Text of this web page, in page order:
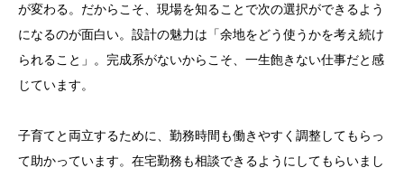
が変わる。だからこそ、現場を知ることで次の選択ができるよう
になるのが面白い。設計の魅力は「余地をどう使うかを考え続け
られること」。完成系がないからこそ、一生飽きない仕事だと感
じています。
子育てと両立するために、勤務時間も働きやすく調整してもらっ
て助かっています。在宅勤務も相談できるようにしてもらいまし